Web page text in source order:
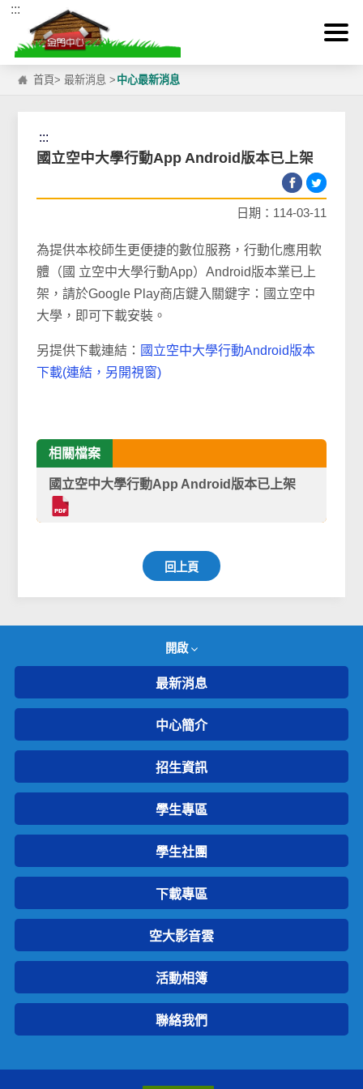
跳到主要內容區塊
:::
首頁>最新消息 > 中心最新消息
:::
國立空中大學行動App Android版本已上架
日期：114-03-11
為提供本校師生更便捷的數位服務，行動化應用軟
體（國 立空中大學行動App）Android版本業已上
架，請於Google Play商店鍵入關鍵字：國立空中
大學，即可下載安裝。
另提供下載連結： 國立空中大學行動Android版本
下載(連結，另開視窗)
相關檔案
國立空中大學行動App Android版本已上架
回上頁
開啟
最新消息
中心簡介
招生資訊
學生專區
學生社團
下載專區
空大影音雲
活動相簿
聯絡我們